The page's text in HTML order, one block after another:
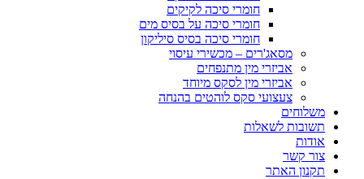
חומרי סיכה לקיקים
חומרי סיכה על בסיס מים
חומרי סיכה בסיס סיליקון
מסאג'רים – מכשירי עיסוי
אביזרי מין מתנפחים
אביזרי מין לסקס מיוחד
צעצועי סקס לוהטים בהנחה
משלוחים
תשובות לשאלות
אודות
צור קשר
תקנון האתר